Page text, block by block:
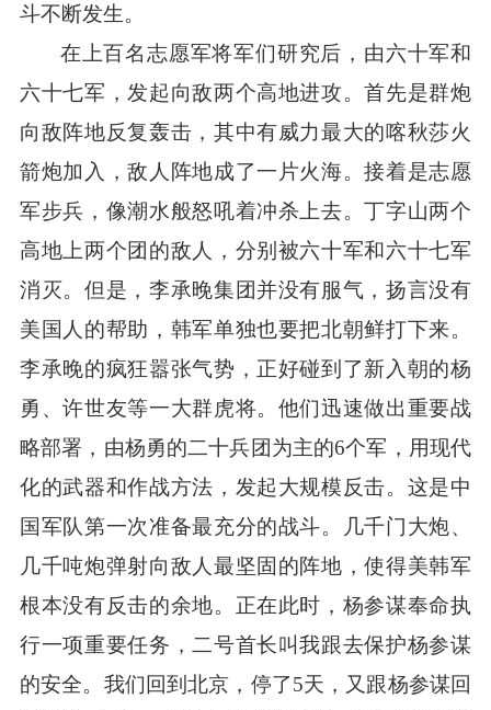
斗不断发生。
在上百名志愿军将军们研究后，由六十军和
六十七军，发起向敌两个高地进攻。首先是群炮
向敌阵地反复轰击，其中有威力最大的喀秋莎火
箭炮加入，敌人阵地成了一片火海。接着是志愿
军步兵，像潮水般怒吼着冲杀上去。丁字山两个
高地上两个团的敌人，分别被六十军和六十七军
消灭。但是，李承晚集团并没有服气，扬言没有
美国人的帮助，韩军单独也要把北朝鲜打下来。
李承晚的疯狂嚣张气势，正好碰到了新入朝的杨
勇、许世友等一大群虎将。他们迅速做出重要战
略部署，由杨勇的二十兵团为主的6个军，用现代
化的武器和作战方法，发起大规模反击。这是中
国军队第一次准备最充分的战斗。几千门大炮、
几千吨炮弹射向敌人最坚固的阵地，使得美韩军
根本没有反击的余地。正在此时，杨参谋奉命执
行一项重要任务，二号首长叫我跟去保护杨参谋
的安全。我们回到北京，停了5天，又跟杨参谋回